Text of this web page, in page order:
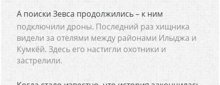
А поиски Зевса продолжились – к ним
подключили дроны. Последний раз хищника
видели за отелями между районами Илыджа и
Кумкёй. Здесь его настигли охотники и
застрелили.